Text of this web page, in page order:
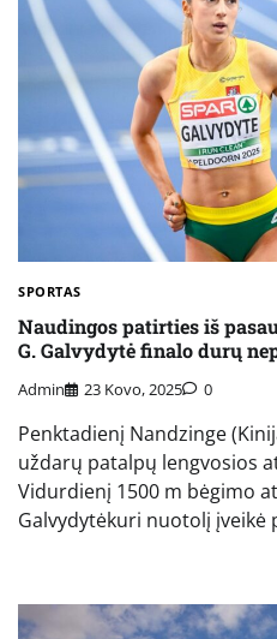
SPORTAS
Naudingos patirties iš
G. Galvydytė finalo durų
Admin 23 Kovo, 2025 0
Penktadienį Nandzinge
uždarų patalpų lengvosios
Vidurdienį 1500 m bėgimo
Galvydytėkuri nuotolį įveikė